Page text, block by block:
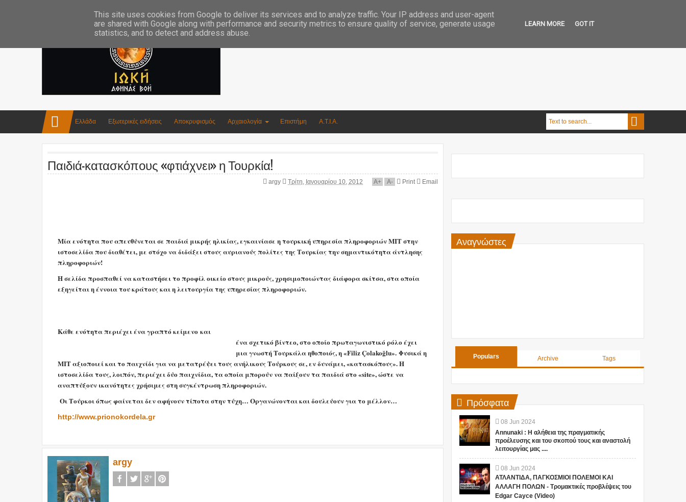
Ελλάδα Εξωτερικές ειδήσεις Αποκρυφισμός Αρχαιολογία Επιστήμη Α.Τ.Ι.Α.
Παιδιά-κατασκόπους «φτιάχνει» η Τουρκία!
argy Τρίτη, Ιανουαρίου 10, 2012 A+ A- Print Email
Μία ενότητα που απευθύνεται σε παιδιά μικρής ηλικίας, εγκαινίασε η τουρκική υπηρεσία πληροφοριών MIT στην
ιστοσελίδα που διαθέτει, με στόχο να διδάξει στους αυριανούς πολίτες της Τουρκίας την σημαντικότητα άντλησης
πληροφοριών!
Η σελίδα προσπαθεί να καταστήσει το προφίλ οικείο στους μικρούς, χρησιμοποιώντας διάφορα σκίτσα, στα οποία
εξηγείται η έννοια του κράτους και η λειτουργία της υπηρεσίας πληροφοριών.
Κάθε ενότητα περιέχει ένα γραπτό κείμενο και
ένα σχετικό βίντεο, στο οποίο πρωταγωνιστικό ρόλο έχει
μια γνωστή Τουρκάλα ηθοποιός, η «Filiz Çolakoğlu». Φυσικά η
MIT αξιοποιεί και το παιχνίδι για να μετατρέψει τους ανήλικους Τούρκους σε, εν δυνάμει, «κατασκόπους». Η
ιστοσελίδα τους, λοιπόν, περιέχει δύο παιχνίδια, τα οποία μπορούν να παίξουν τα παιδιά στο «site», ώστε να
αναπτύξουν ικανότητες χρήσιμες στη συγκέντρωση πληροφοριών.
Οι Τούρκοι όπως φαίνεται δεν αφήνουν τίποτα στην τύχη… Οργανώνονται και δουλεύουν για το μέλλον…
http://www.prionokordela.gr
argy
Αναγνώστες
Populars Archive Tags
Πρόσφατα
08 Jun 2024
Annunaki : Η αλήθεια της πραγματικής
προέλευσης και του σκοπού τους και αναστολή
λειτουργίας μας ....
08 Jun 2024
ΑΤΛΑΝΤΙΔΑ, ΠΑΓΚΟΣΜΙΟΙ ΠΟΛΕΜΟΙ ΚΑΙ
ΑΛΛΑΓΗ ΠΟΛΩΝ - Τρομακτικές προβλέψεις του
Edgar Cayce (Video)
This site uses cookies from Google to deliver its services and to analyze traffic. Your IP address and user-agent
are shared with Google along with performance and security metrics to ensure quality of service, generate usage
statistics, and to detect and address abuse.
LEARN MORE GOT IT